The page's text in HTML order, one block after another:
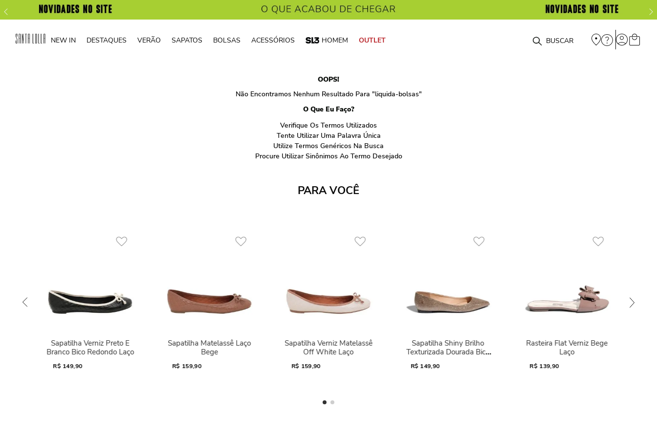
NEW IN DESTAQUES VERÃO SAPATOS BOLSAS ACESSÓRIOS HOMEM OUTLET O que você está procurando?
OOPS!
Não Encontramos Nenhum Resultado Para "liquida-bolsas"
O Que Eu Faço?
Verifique Os Termos Utilizados
Tente Utilizar Uma Palavra Única
Utilize Termos Genéricos Na Busca
Procure Utilizar Sinônimos Ao Termo Desejado
PARA VOCÊ
Sapatilha Verniz Preto E
Branco Bico Redondo Laço
R$ 149,90
Sapatilha Matelassê Laço
Bege
R$ 159,90
Sapatilha Verniz Matelassê
Off White Laço
R$ 159,90
Sapatilha Shiny Brilho
Texturizada Dourada Bico
R$ 149,90
Rasteira Flat Verniz Bege
Laço
R$ 139,90